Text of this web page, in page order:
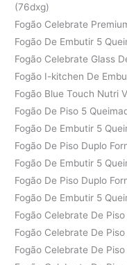
(76dxg)
Fogão Celebrate
Fogão De Embutir 5
Fogão Celebrate Glass
Fogão I-kitchen De
Fogão Blue Touch Nutri
Fogão De Piso 5
Fogão De Embutir 5
Fogão De Piso Duplo
Fogão De Embutir 5
Fogão De Piso Duplo
Fogão De Embutir 5
Fogão Celebrate De
Fogão Celebrate De
Fogão Celebrate De